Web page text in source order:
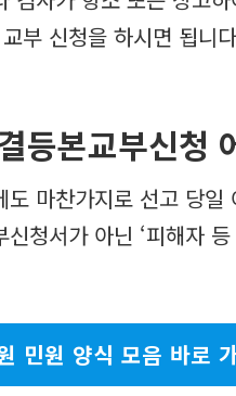
부 신청을 하시면 됩니
등본교부신청
도 마찬가지로 선고 당
신청서가 아닌 ‘피해자
민원 양식 모음 바로